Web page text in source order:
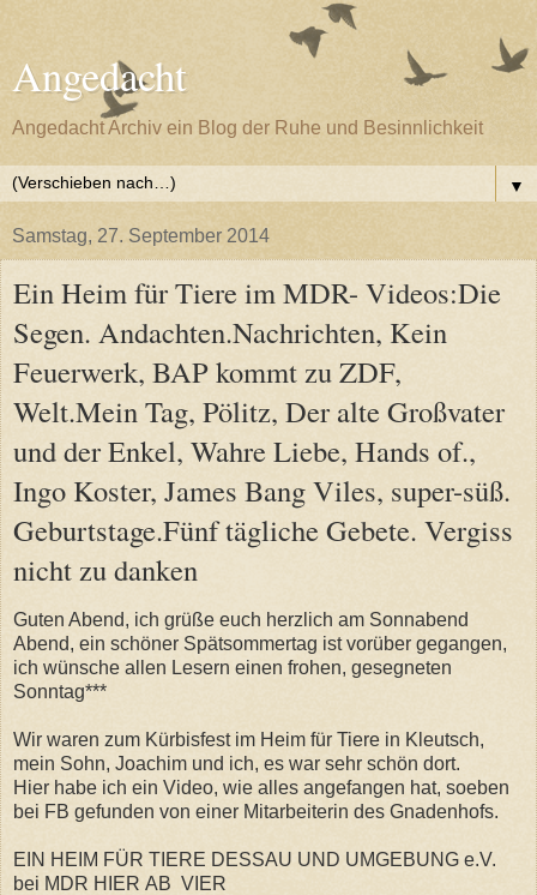
Angedacht
Angedacht Archiv ein Blog der Ruhe und Besinnlichkeit
▼
Samstag, 27. September 2014
Ein Heim für Tiere im MDR- Videos:Die
Segen. Andachten.Nachrichten, Kein
Feuerwerk, BAP kommt zu ZDF,
Welt.Mein Tag, Pölitz, Der alte Großvater
und der Enkel, Wahre Liebe, Hands of.,
Ingo Koster, James Bang Viles, super-süß.
Geburtstage.Fünf tägliche Gebete. Vergiss
nicht zu danken
Guten Abend, ich grüße euch herzlich am Sonnabend
Abend, ein schöner Spätsommertag ist vorüber gegangen,
ich wünsche allen Lesern einen frohen, gesegneten
Sonntag***
Wir waren zum Kürbisfest im Heim für Tiere in Kleutsch,
mein Sohn, Joachim und ich, es war sehr schön dort.
Hier habe ich ein Video, wie alles angefangen hat, soeben
bei FB gefunden von einer Mitarbeiterin des Gnadenhofs.
EIN HEIM FÜR TIERE DESSAU UND UMGEBUNG e.V.
bei MDR HIER AB VIER